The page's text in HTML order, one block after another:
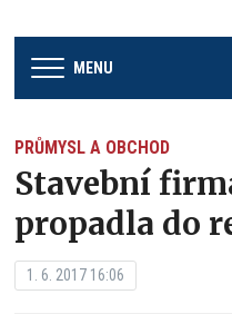
MENU
PRŮMYSL A OBCHOD
Stavební
propadla do
1. 6. 2017 16:06